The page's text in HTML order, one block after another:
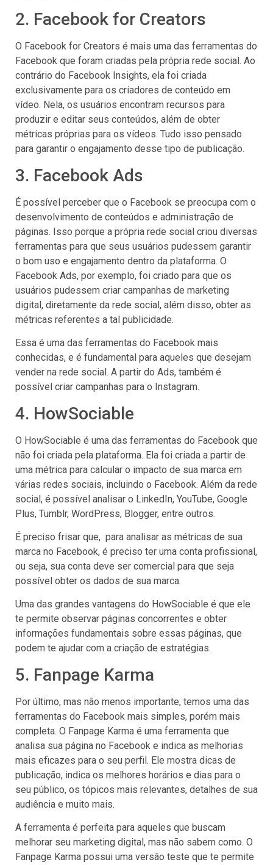
2. Facebook for Creators
O Facebook for Creators é mais uma das ferramentas do
Facebook que foram criadas pela própria rede social. Ao
contrário do Facebook Insights, ela foi criada
exclusivamente para os criadores de conteúdo em
vídeo. Nela, os usuários encontram recursos para
produzir e editar seus conteúdos, além de obter
métricas próprias para os vídeos. Tudo isso pensado
para garantir o engajamento desse tipo de publicação.
3. Facebook Ads
É possível perceber que o Facebook se preocupa com o
desenvolvimento de conteúdos e administração de
páginas. Isso porque a própria rede social criou diversas
ferramentas para que seus usuários pudessem garantir
o bom uso e engajamento dentro da plataforma. O
Facebook Ads, por exemplo, foi criado para que os
usuários pudessem criar campanhas de marketing
digital, diretamente da rede social, além disso, obter as
métricas referentes a tal publicidade.
Essa é uma das ferramentas do Facebook mais
conhecidas, e é fundamental para aqueles que desejam
vender na rede social. A partir do Ads, também é
possível criar campanhas para o Instagram.
4. HowSociable
O HowSociable é uma das ferramentas do Facebook que
não foi criada pela plataforma. Ela foi criada a partir de
uma métrica para calcular o impacto de sua marca em
várias redes sociais, incluindo o Facebook. Além da rede
social, é possível analisar o LinkedIn, YouTube, Google
Plus, Tumblr, WordPress, Blogger, entre outros.
É preciso frisar que, para analisar as métricas de sua
marca no Facebook, é preciso ter uma conta profissional,
ou seja, sua conta deve ser comercial para que seja
possível obter os dados de sua marca.
Uma das grandes vantagens do HowSociable é que ele
te permite observar páginas concorrentes e obter
informações fundamentais sobre essas páginas, que
podem te ajudar com a criação de estratégias.
5. Fanpage Karma
Por último, mas não menos importante, temos uma das
ferramentas do Facebook mais simples, porém mais
completa. O Fanpage Karma é uma ferramenta que
analisa sua página no Facebook e indica as melhorias
mais eficazes para o seu perfil. Ele mostra dicas de
publicação, indica os melhores horários e dias para o
seu público, os tópicos mais relevantes, detalhes de sua
audiência e muito mais.
A ferramenta é perfeita para aqueles que buscam
melhorar seu marketing digital, mas não sabem como. O
Fanpage Karma possui uma versão teste que te permite